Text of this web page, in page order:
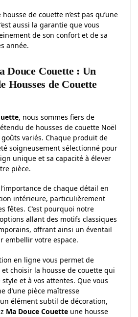
housse de couette n’est pas qu’une
aussi la garantie que vous
de son confort et de sa
année.
Douce Couette : Un
Housses de Couette
, nous sommes fiers de
de housses de couette Noël
variés. Chaque produit de
soigneusement sélectionné pour
unique et sa capacité à élever
pièce.
de chaque détail en
intérieure, particulièrement
fêtes. C’est pourquoi notre
allant des motifs classiques
offrant ainsi un éventail
embellir votre espace.
en ligne vous permet de
choisir la housse de couette qui
et à vos attentes. Que vous
d’une pièce maîtresse
élément subtil de décoration,
Ma Douce Couette une housse